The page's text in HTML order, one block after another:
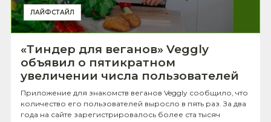
ЛАЙФСТАЙЛ
«Тиндер для веганов» Veggly
объявил о пятикратном
увеличении числа пользователей
Приложение для знакомств веганов Veggly сообщило, что
количество его пользователей выросло в пять раз. За два
года на сайте зарегистрировалось более ста тысяч